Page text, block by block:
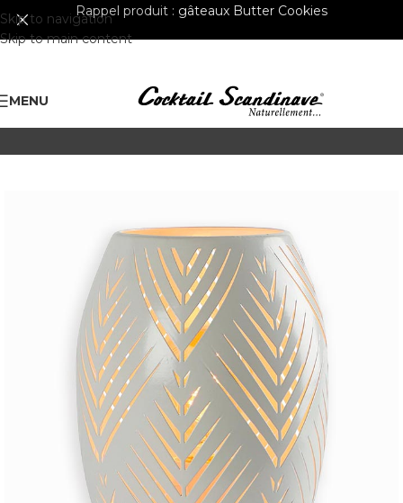
Skip to navigation
Skip to main content
Rappel produit : gâteaux Butter Cookies
MENU